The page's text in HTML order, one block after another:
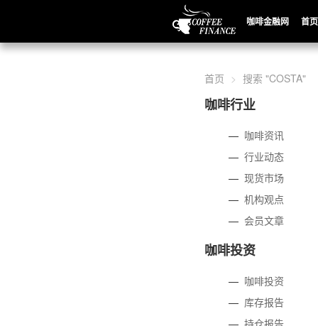
咖啡金融网 首页
首页 搜索 "COSTA"
咖啡行业
— 咖啡资讯
—行业动态
—现货市场
—机构观点
—会员文章
咖啡投资
— 咖啡投资
— 库存报告
—持仓报告